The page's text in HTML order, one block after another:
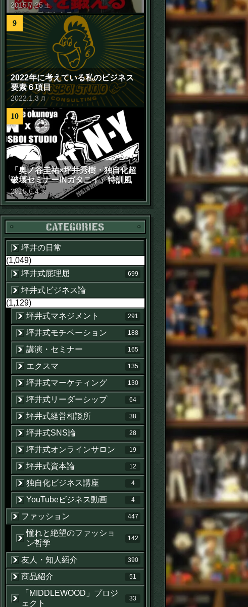
お知らせ
2015.7.25 土
9
2022年に考えている私のビジネス
要素６項目
2022.1 .3 月
10
「奥ノ谷圭祐×坪井秀樹・独自化超
破壊セミナーINガタニイ」特訓風
景動画（苦笑）
2015.6.4 木
カテゴリー
坪井の日常
(1,049)
坪井式屁理屈
699
坪井式ビジネス論
(1,129)
坪井式マネジメント
291
坪井式モチベーション 188
講演・セミナー 165
エクスマ 135
坪井式マーケティング 130
坪井式リーダーシップ 64
坪井式経営相談所 38
坪井式SNS論 28
坪井式オンラインサロン 19
坪井式資本論 12
独自化ビジネス講座 4
YouTubeビジネス動画 4
ファッション 447
憧れと絶望のファッショ
ン哲学
142
友人・知人紹介 390
商品紹介 51
「MIDDLEWOOD」プロジ
ェクト
33